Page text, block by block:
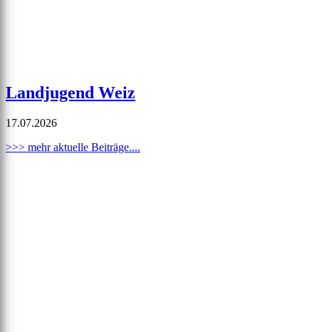
Landjugend Weiz
17.07.2026
>>> mehr aktuelle Beiträge....